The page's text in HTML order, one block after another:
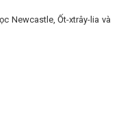
Newcastle, Ốt-xtrây-lia và